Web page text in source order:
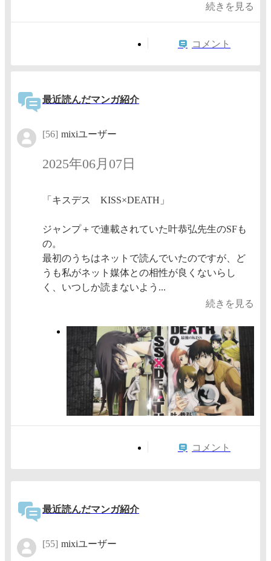
続きを見る
コメント
最近読んだマンガ紹介
[56] mixiユーザー
2025年06月07日
「キスデス KISS×DEATH」
ジャンプ＋で連載されていた叶恭弘先生のSFも
の。
最初のうちはネットで読んでいたのですが、ど
うも私がネット媒体との相性が良くないらし
く、いつしか読まないよう...
続きを見る
コメント
最近読んだマンガ紹介
[55] mixiユーザー